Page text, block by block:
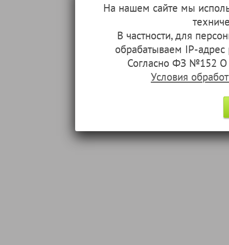
На нашем сайте мы
В частности, для
обрабатываем IP-
Согласно ФЗ №152 О
Условия